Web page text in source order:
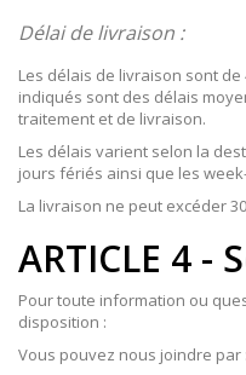
Délai de livraison :
Les délais de livraison sont
indiqués sont des délais
traitement et de livraison.
Les délais varient selon la
jours fériés ainsi que les
La livraison ne peut excéder
ARTICLE 4 -
Pour toute information ou
disposition :
Vous pouvez nous joindre par :